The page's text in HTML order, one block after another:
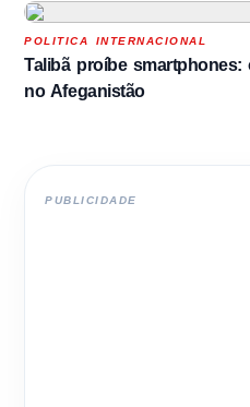
POLITICA INTERNACIONAL
Talibã proíbe
no Afeganistão
PUBLICIDADE